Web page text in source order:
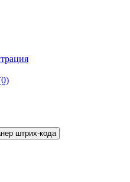
штрих-кода